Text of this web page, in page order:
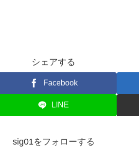
シェアする
Facebook
LINE
sig01をフォローする